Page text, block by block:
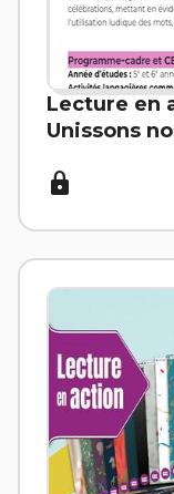
Lecture en
Unissons
lock